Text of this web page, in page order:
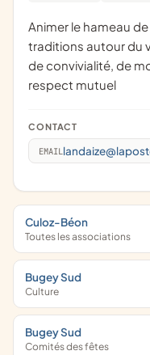
animer le hameau de Landaize et faire vivre les
traditions autour du
de convivialité, de
respect mutuel
CONTACT
EMAIL
Culoz-Béon
Toutes les associations
Bugey Sud
Culture
Bugey Sud
Comités des fêtes